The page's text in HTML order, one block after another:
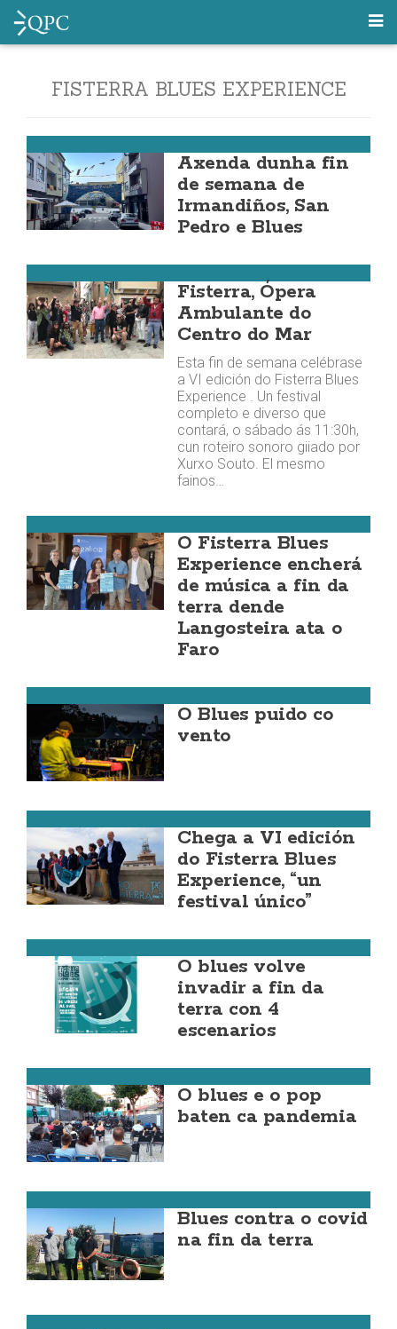
FISTERRA BLUES EXPERIENCE
Axenda dunha fin
de semana de
Irmandiños, San
Pedro e Blues
Fisterra, Ópera
Ambulante do
Centro do Mar
Esta fin de semana celébrase
a VI edición do Fisterra Blues
Experience . Un festival
completo e diverso que
contará, o sábado ás 11:30h,
cun roteiro sonoro giiado por
Xurxo Souto. El mesmo
fainos…
O Fisterra Blues
Experience encherá
de música a fin da
terra dende
Langosteira ata o
Faro
O Blues puido co
vento
Chega a VI edición
do Fisterra Blues
Experience, “un
festival único”
O blues volve
invadir a fin da
terra con 4
escenarios
O blues e o pop
baten ca pandemia
Blues contra o covid
na fin da terra